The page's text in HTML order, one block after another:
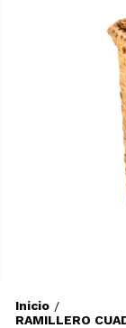
Inicio /
RAMILLERO